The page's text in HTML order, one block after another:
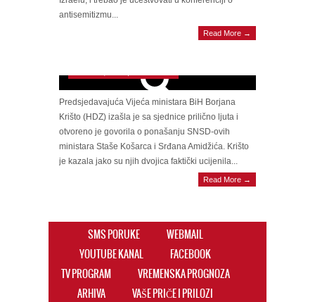
antisemitizmu...
Read More →
BIJESNA NA KOLEGE Krišto: SNSD-ovi
ministri opstruiraju plaćanje 110 miliona duga
RS, pokrenut ćemo tužbe. Amidžić se pozivao
Predsjedavajuća Vijeća ministara BiH Borjana
Krišto (HDZ) izašla je sa sjednice prilično ljuta i
otvoreno je govorila o ponašanju SNSD-ovih
ministara Staše Košarca i Srđana Amidžića. Krišto
je kazala jako su njih dvojica faktički ucijenila...
Read More →
SMS PORUKE
WEBMAIL
YOUTUBE KANAL
FACEBOOK
TV PROGRAM
VREMENSKA PROGNOZA
ARHIVA
VAŠE PRIČE I PRILOZI